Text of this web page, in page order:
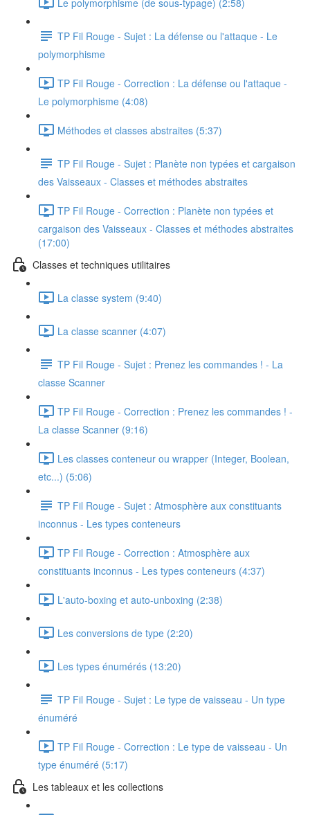
TP Fil Rouge - Sujet : La défense ou l'attaque - Le
polymorphisme
TP Fil Rouge - Correction : La défense ou l'attaque -
Le polymorphisme (4:08)
Méthodes et classes abstraites (5:37)
TP Fil Rouge - Sujet : Planète non typées et cargaison
des Vaisseaux - Classes et méthodes abstraites
TP Fil Rouge - Correction : Planète non typées et
cargaison des Vaisseaux - Classes et méthodes abstraites
(17:00)
Classes et techniques utilitaires
La classe system (9:40)
La classe scanner (4:07)
TP Fil Rouge - Sujet : Prenez les commandes ! - La
classe Scanner
TP Fil Rouge - Correction : Prenez les commandes ! -
La classe Scanner (9:16)
Les classes conteneur ou wrapper (Integer, Boolean,
etc...) (5:06)
TP Fil Rouge - Sujet : Atmosphère aux constituants
inconnus - Les types conteneurs
TP Fil Rouge - Correction : Atmosphère aux
constituants inconnus - Les types conteneurs (4:37)
L'auto-boxing et auto-unboxing (2:38)
Les conversions de type (2:20)
Les types énumérés (13:20)
TP Fil Rouge - Sujet : Le type de vaisseau - Un type
énuméré
TP Fil Rouge - Correction : Le type de vaisseau - Un
type énuméré (5:17)
Les tableaux et les collections